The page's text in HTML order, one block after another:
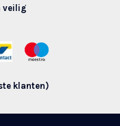
veilig
klanten)